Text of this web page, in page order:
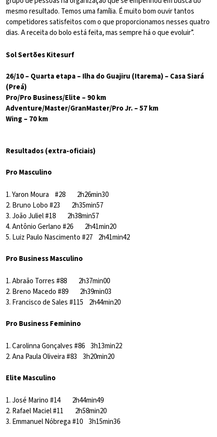
mesmo resultado. Temos uma família. É muito bom ouvir tantos
competidores satisfeitos com o que proporcionamos nesses quatro
dias. A receita do bolo está feita, mas sempre há o que evoluir”.
Sol Sertões Kitesurf
26/10 – Quarta etapa – Ilha do Guajiru (Itarema) – Casa Siará
(Preá)
Pro/Pro Business/Elite – 90 km
Adventure/Master/GranMaster/Pro Jr. – 57 km
Wing – 70 km
Resultados (extra-oficiais)
Pro Masculino
1. Yaron Moura #28 2h26min30
2. Bruno Lobo #23 2h35min57
3. João Juliel #18 2h38min57
4. Antônio Gerlano #26 2h41min20
5. Luiz Paulo Nascimento #27 2h41min42
Pro Business Masculino
1. Abraão Torres #88 2h37min00
2. Breno Macedo #89 2h39min03
3. Francisco de Sales #115 2h44min20
Pro Business Feminino
1. Carolinna Gonçalves #86 3h13min22
2. Ana Paula Oliveira #83 3h20min20
Elite Masculino
1. José Marino #14 2h44min49
2. Rafael Maciel #11 2h58min20
3. Emmanuel Nóbrega #10 3h15min36